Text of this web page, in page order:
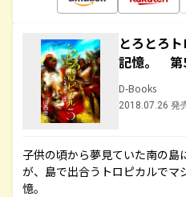
とろとろ
記憶。 第
D-Books
2018.07.26 発
子供の頃から夢見ていた南の
が、島で出合うトロピカルでマ
憶。